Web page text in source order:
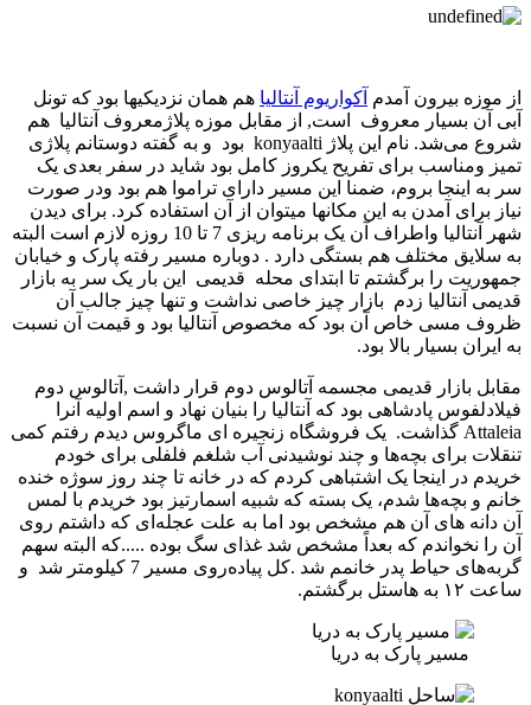
از موزه بیرون آمدم آکواریوم آنتالیا هم همان نزدیکیها بود که تونل
آبی آن بسیار معروف است, از مقابل موزه پلاژ‌معروف آنتالیا هم
شروع می‌شد. نام این پلاژ konyaalti بود و به گفته دوستانم پلاژی
تمیز ومناسب برای تفریح یکروز کامل بود شاید در سفر بعدی یک
سر به اینجا بروم، ضمنا این مسیر دارای تراموا هم بود ودر صورت
نیاز برای آمدن به این مکانها میتوان از آن استفاده کرد. برای دیدن
شهر آنتالیا واطراف آن یک برنامه ریزی 7 تا 10 روزه لازم است البته
به سلایق مختلف هم بستگی دارد . دوباره مسیر رفته پارک و خیابان
جمهوریت را برگشتم تا ابتدای محله قدیمی این بار یک سر به بازار
قدیمی آنتالیا زدم بازار چیز خاصی نداشت و تنها چیز جالب آن
ظروف مسی خاص آن بود که مخصوص آنتالیا بود و قیمت آن نسبت
به ایران بسیار بالا بود.
مقابل بازار قدیمی مجسمه آتالوس دوم قرار داشت ,آتالوس دوم
فیلادلفوس پادشاهی بود که آنتالیا را بنیان نهاد و اسم اولیه آنرا
Attaleia گذاشت. یک فروشگاه زنجیره ای ماگروس دیدم رفتم کمی
تنقلات برای بچه‌ها و چند نوشیدنی آب شلغم فلفلی برای خودم
خریدم در اینجا یک اشتباهی کردم که در خانه تا چند روز سوژه خنده
خانم و بچه‌ها شدم، یک بسته که شبیه اسمارتیز بود خریدم با لمس
آن دانه های آن هم مشخص بود اما به علت عجله‌ای که داشتم روی
آن را نخواندم که بعداً مشخص شد غذای سگ بوده .....که البته سهم
گربه‌های حیاط پدر خانمم شد .کل پیاده‌روی مسیر 7 کیلومتر شد و
ساعت ۱۲ به هاستل برگشتم.
مسیر پارک به دریا